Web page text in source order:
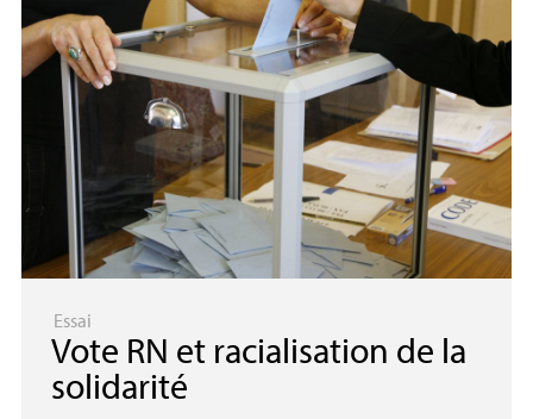
Essai
Vote RN et racialisation de la
solidarité